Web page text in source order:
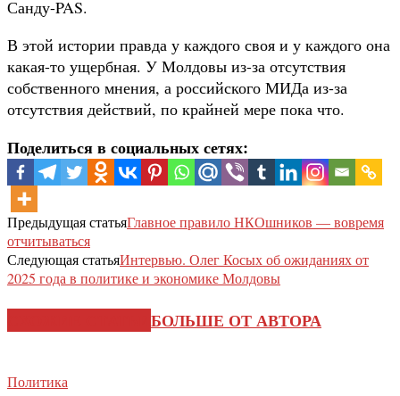
Санду-PAS.
В этой истории правда у каждого своя и у каждого она
какая-то ущербная. У Молдовы из-за отсутствия
собственного мнения, а российского МИДа из-за
отсутствия действий, по крайней мере пока что.
Поделиться в социальных сетях:
Предыдущая статьяГлавное правило НКОшников — вовремя
отчитываться
Следующая статьяИнтервью. Олег Косых об ожиданиях от
2025 года в политике и экономике Молдовы
БОЛЬШЕ ОТ АВТОРА
Политика